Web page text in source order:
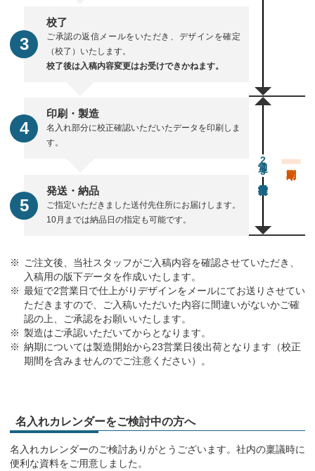
校了
ご承認の返信メールをいただき、デザインを確定
（校了）いたします。
校了後は入稿内容変更はお受けできかねます。
印刷・製造
名入れ部分に校正確認いただいたデータを印刷しま
す。
発送・納品
ご指定いただきました送付先住所にお届けします。
10月までは納品日の指定も可能です。
通常23営業日後出荷
ご注文後、当社スタッフがご入稿内容を確認させていただき、
入稿用の版下データを作成いたします。
最短で2営業日で仕上がりデザインをメールにてお送りさせてい
ただきますので、ご入稿いただいた内容に間違いがないかご確
認の上、ご承認をお願いいたします。
製造はご承認いただいてからとなります。
納期については製造開始から23営業日後出荷となります（校正
期間を含みませんのでご注意ください）。
名入れカレンダーをご検討中の方へ
名入れカレンダーのご検討ありがとうございます。社内の稟議時に
便利な資料をご用意しました。